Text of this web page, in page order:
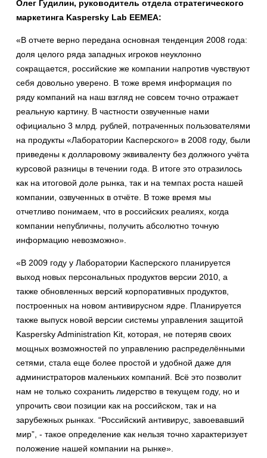
Олег Гудилин, руководитель отдела стратегического
маркетинга Kaspersky Lab EEMEA:
«В отчете верно передана основная тенденция 2008 года:
доля целого ряда западных игроков неуклонно
сокращается, российские же компании напротив чувствуют
себя довольно уверено. В тоже время информация по
ряду компаний на наш взгляд не совсем точно отражает
реальную картину. В частности озвученные нами
официально 3 млрд. рублей, потраченных пользователями
на продукты «Лаборатории Касперского» в 2008 году, были
приведены к долларовому эквиваленту без должного учёта
курсовой разницы в течении года. В итоге это отразилось
как на итоговой доле рынка, так и на темпах роста нашей
компании, озвученных в отчёте. В тоже время мы
отчетливо понимаем, что в российских реалиях, когда
компании непубличны, получить абсолютно точную
информацию невозможно».
«В 2009 году у Лаборатории Касперского планируется
выход новых персональных продуктов версии 2010, а
также обновленных версий корпоративных продуктов,
построенных на новом антивирусном ядре. Планируется
также выпуск новой версии системы управления защитой
Kaspersky Administration Kit, которая, не потеряв своих
мощных возможностей по управлению распределёнными
сетями, стала еще более простой и удобной даже для
администраторов маленьких компаний. Всё это позволит
нам не только сохранить лидерство в текущем году, но и
упрочить свои позиции как на российском, так и на
зарубежных рынках. “Российский антивирус, завоевавший
мир”, - такое определение как нельзя точно характеризует
положение нашей компании на рынке».